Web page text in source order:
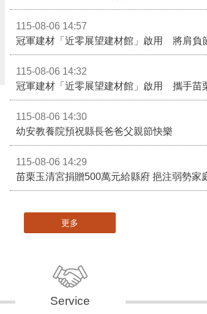
115-08-06 14:57
冠軍建材「近零展望建材館」啟用 將肩負
115-08-06 14:32
冠軍建材「近零展望建材館」啟用 攜手苗
115-08-06 14:30
幼安教養院預祝縣長爸爸父親節快樂
115-08-06 14:29
苗栗玉清宮捐贈500萬元給縣府 挹注弱勢家
更多